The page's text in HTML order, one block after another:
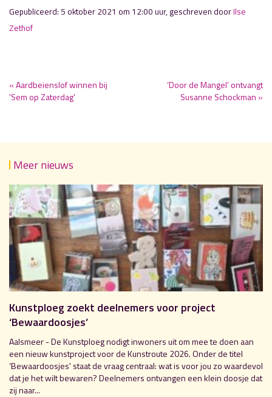
Gepubliceerd: 5 oktober 2021 om 12:00 uur, geschreven doorIlse
Zethof
« Aardbeienslof winnen bij
'Sem op Zaterdag'
‘Door de Mangel’ ontvangt
Susanne Schockman »
Meer nieuws
Kunstploeg zoekt deelnemers voor project
‘Bewaardoosjes’
Aalsmeer - De Kunstploeg nodigt inwoners uit om mee te doen aan
een nieuw kunstproject voor de Kunstroute 2026. Onder de titel
‘Bewaardoosjes' staat de vraag centraal: wat is voor jou zo waardevol
dat je het wilt bewaren? Deelnemers ontvangen een klein doosje dat
zij naar...